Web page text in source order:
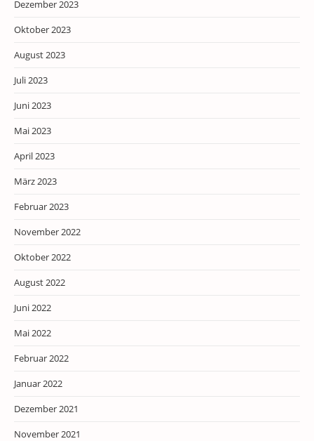
Dezember 2023
Oktober 2023
August 2023
Juli 2023
Juni 2023
Mai 2023
April 2023
März 2023
Februar 2023
November 2022
Oktober 2022
August 2022
Juni 2022
Mai 2022
Februar 2022
Januar 2022
Dezember 2021
November 2021